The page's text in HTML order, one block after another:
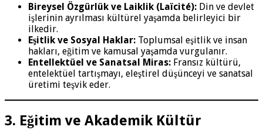
Bireysel Özgürlük ve Laiklik (Laïcité): Din ve devlet
işlerinin ayrılması kültürel yaşamda belirleyici bir
ilkedir.
Eşitlik ve Sosyal Haklar: Toplumsal eşitlik ve insan
hakları, eğitim ve kamusal yaşamda vurgulanır.
Entellektüel ve Sanatsal Miras: Fransız kültürü,
entelektüel tartışmayı, eleştirel düşünceyi ve sanatsal
üretimi teşvik eder.
3. Eğitim ve Akademik Kültür